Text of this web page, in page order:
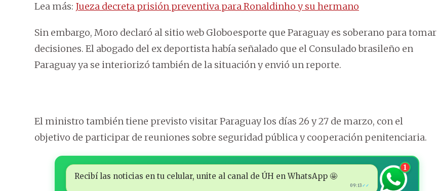
Lea más: Jueza decreta prisión preventiva para Ronaldinho y su hermano
Sin embargo, Moro declaró al sitio web Globoesporte que Paraguay es soberano para tomar
decisiones. El abogado del ex deportista había señalado que el Consulado brasileño en
Paraguay ya se interiorizó también de la situación y envió un reporte.
El ministro también tiene previsto visitar Paraguay los días 26 y 27 de marzo, con el
objetivo de participar de reuniones sobre seguridad pública y cooperación penitenciaria.
Recibí las noticias en tu celular, unite al canal de ÚH en WhatsApp 🤩
09:13 ✓✓
1